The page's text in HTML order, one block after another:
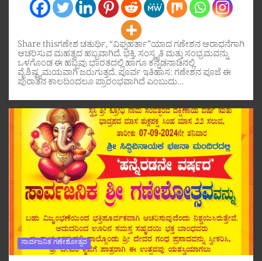
Share thisಗಣೇಶ ಚತುರ್ಥಿ, “ವಿಘ್ನಹರ್ತಾ”ಯಾದ ಗಣೇಶನ ಆರಾಧನೆಗಾಗಿ
ಆಚರಿಸುವ ಮಹತ್ವದ ಹಬ್ಬವಾಗಿದೆ. ಭಕ್ತಿ, ಸಂಸ್ಕೃತಿ ಮತ್ತು ಸಂಭ್ರಮವನ್ನು
ಒಳಗೊಂಡ ಈ ಹಬ್ಬವು ಭಾರತದಲ್ಲಿ ಹಾಗೂ ಕನ್ನಡನಾಡಿನಲ್ಲಿ
ವೈಶಿಷ್ಟ್ಯಮಯವಾಗಿ ಜರುಗುತ್ತದೆ. ಪೂರ್ವ ಇತಿಹಾಸ: ಗಣೇಶನ ಪೂಜೆ ಈ
ಪುರಾತನ ಕಾಲದಿಂದಲೂ ಪ್ರಾರಂಭವಾಗಿದೆ ಎಂಬುದು…
ಸಾರ್ವಜನಿಕ ಗಣೇಶೋತ್ಸವ